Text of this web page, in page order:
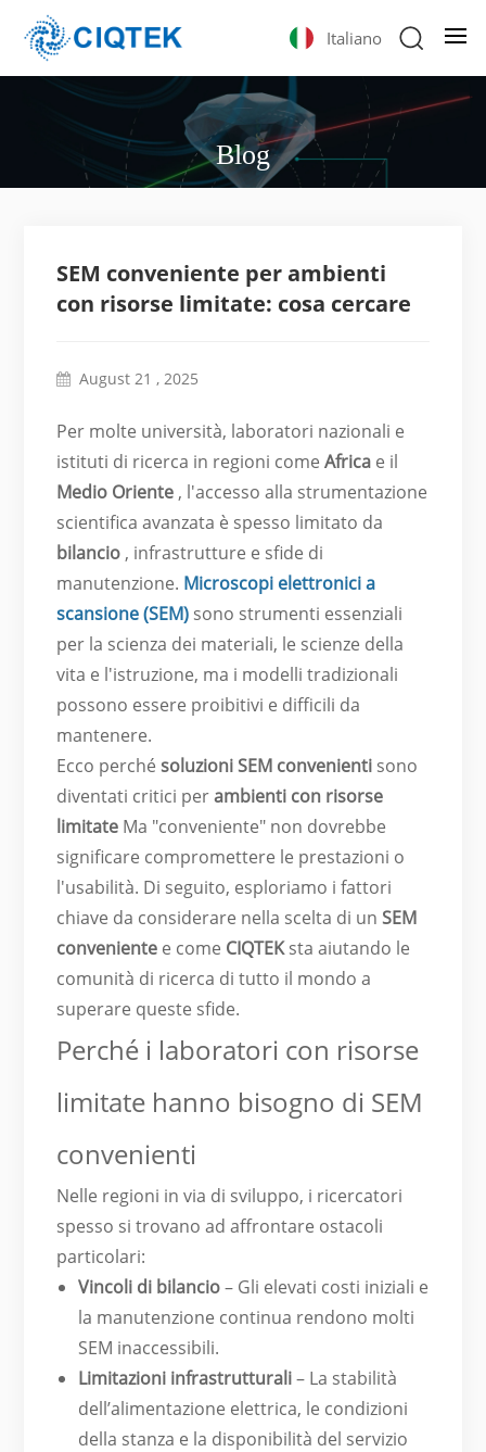
Italiano
Blog
SEM conveniente per ambienti
con risorse limitate: cosa cercare
August 21 , 2025
Per molte università, laboratori nazionali e
istituti di ricerca in regioni comeAfrica e il
Medio Oriente , l'accesso alla strumentazione
scientifica avanzata è spesso limitato da
bilancio , infrastrutture e sfide di
manutenzione. Microscopi elettronici a
scansione (SEM) sono strumenti essenziali
per la scienza dei materiali, le scienze della
vita e l'istruzione, ma i modelli tradizionali
possono essere proibitivi e difficili da
mantenere.
Ecco perché soluzioni SEM convenienti sono
diventati critici perambienti con risorse
limitate Ma "conveniente" non dovrebbe
significare compromettere le prestazioni o
l'usabilità. Di seguito, esploriamo i fattori
chiave da considerare nella scelta di unSEM
conveniente e come CIQTEKsta aiutando le
comunità di ricerca di tutto il mondo a
superare queste sfide.
Perché i laboratori con risorse
limitate hanno bisogno di SEM
convenienti
Nelle regioni in via di sviluppo, i ricercatori
spesso si trovano ad affrontare ostacoli
particolari:
Vincoli di bilancio– Gli elevati costi iniziali e
la manutenzione continua rendono molti
SEM inaccessibili.
Limitazioni infrastrutturali– La stabilità
dell’alimentazione elettrica, le condizioni
della stanza e la disponibilità del servizio